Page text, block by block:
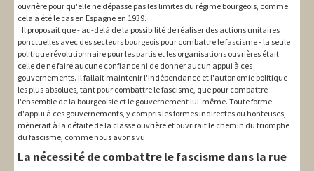
ouvrière pour qu'elle ne dépasse pas les limites du régime bourgeois, comme
cela a été le cas en Espagne en 1939.
Il proposait que - au-delà de la possibilité de réaliser des actions unitaires
ponctuelles avec des secteurs bourgeois pour combattre le fascisme - la seule
politique révolutionnaire pour les partis et les organisations ouvrières était
celle de ne faire aucune confiance ni de donner aucun appui à ces
gouvernements. Il fallait maintenir l'indépendance et l'autonomie politique
les plus absolues, tant pour combattre le fascisme, que pour combattre
l'ensemble de la bourgeoisie et le gouvernement lui-même. Toute forme
d'appui à ces gouvernements, y compris les formes indirectes ou honteuses,
mènerait à la défaite de la classe ouvrière et ouvrirait le chemin du triomphe
du fascisme, comme nous avons vu.
La nécessité de combattre le fascisme dans la rue